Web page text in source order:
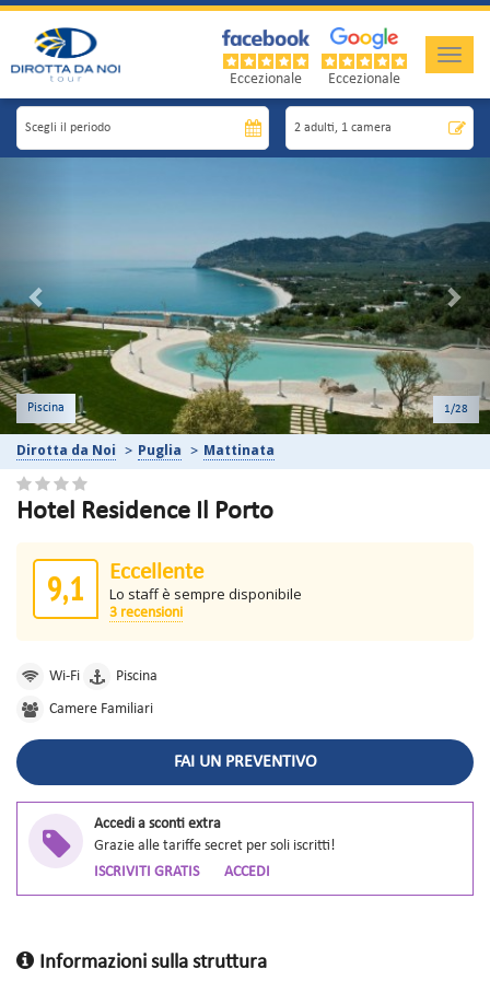
Toggle
Eccezionale Eccezionale
Appartamento Eco 2/28
Dirotta da Noi Puglia Mattinata
Hotel Residence Il Porto
9,1 Eccellente
Lo staff è sempre disponibile
3 recensioni
Wi-Fi
Piscina
Camere Familiari
FAI UN PREVENTIVO
Accedi a sconti extra
Grazie alle tariffe secret per soli iscritti!
ISCRIVITI GRATIS
ACCEDI
Informazioni sulla struttura